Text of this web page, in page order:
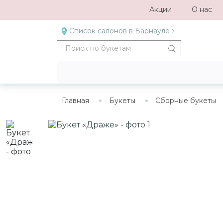
Акции О нас
Список салонов в Барнауле
Главная Букеты Сборные букеты